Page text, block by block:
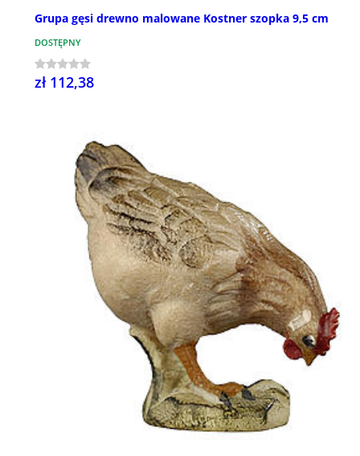
Grupa gęsi drewno malowane Kostner szopka 9,5 cm
DOSTĘPNY
zł 112,38